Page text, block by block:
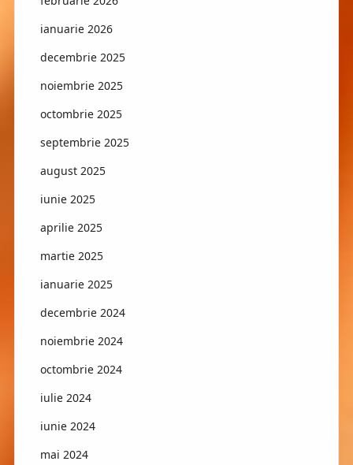
ianuarie 2026
decembrie 2025
noiembrie 2025
octombrie 2025
septembrie 2025
august 2025
iunie 2025
aprilie 2025
martie 2025
ianuarie 2025
decembrie 2024
noiembrie 2024
octombrie 2024
iulie 2024
iunie 2024
mai 2024